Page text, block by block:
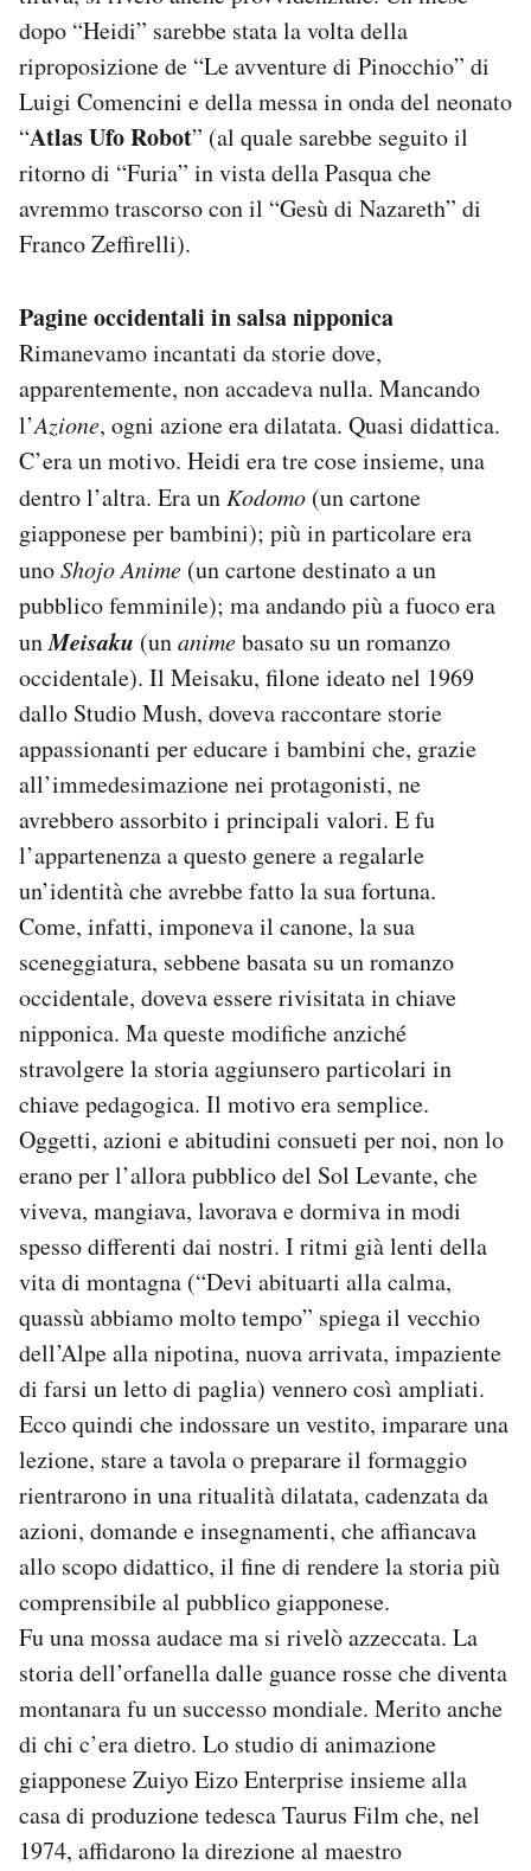
dopo “Heidi” sarebbe stata la volta della
riproposizione de “Le avventure di Pinocchio” di
Luigi Comencini e della messa in onda del neonato
“Atlas Ufo Robot” (al quale sarebbe seguito il
ritorno di “Furia” in vista della Pasqua che
avremmo trascorso con il “Gesù di Nazareth” di
Franco Zeffirelli).
Pagine occidentali in salsa nipponica
Rimanevamo incantati da storie dove,
apparentemente, non accadeva nulla. Mancando
l’Azione, ogni azione era dilatata. Quasi didattica.
C’era un motivo. Heidi era tre cose insieme, una
dentro l’altra. Era un Kodomo (un cartone
giapponese per bambini); più in particolare era
unoShojo Anime (un cartone destinato a un
pubblico femminile); ma andando più a fuoco era
unMeisaku (unanimebasato su un romanzo
occidentale). Il Meisaku, filone ideato nel 1969
dallo Studio Mush, doveva raccontare storie
appassionanti per educare i bambini che, grazie
all’immedesimazione nei protagonisti, ne
avrebbero assorbito i principali valori. E fu
l’appartenenza a questo genere a regalarle
un’identità che avrebbe fatto la sua fortuna.
Come, infatti, imponeva il canone, la sua
sceneggiatura, sebbene basata su un romanzo
occidentale, doveva essere rivisitata in chiave
nipponica. Ma queste modifiche anziché
stravolgere la storia aggiunsero particolari in
chiave pedagogica. Il motivo era semplice.
Oggetti, azioni e abitudini consueti per noi, non lo
erano per l’allora pubblico del Sol Levante, che
viveva, mangiava, lavorava e dormiva in modi
spesso differenti dai nostri. I ritmi già lenti della
vita di montagna (“Devi abituarti alla calma,
quassù abbiamo molto tempo” spiega il vecchio
dell’Alpe alla nipotina, nuova arrivata, impaziente
di farsi un letto di paglia) vennero così ampliati.
Ecco quindi che indossare un vestito, imparare una
lezione, stare a tavola o preparare il formaggio
rientrarono in una ritualità dilatata, cadenzata da
azioni, domande e insegnamenti, che affiancava
allo scopo didattico, il fine di rendere la storia più
comprensibile al pubblico giapponese.
Fu una mossa audace ma si rivelò azzeccata. La
storia dell’orfanella dalle guance rosse che diventa
montanara fu un successo mondiale. Merito anche
di chi c’era dietro. Lo studio di animazione
giapponese Zuiyo Eizo Enterprise insieme alla
casa di produzione tedesca Taurus Film che, nel
1974, affidarono la direzione al maestro